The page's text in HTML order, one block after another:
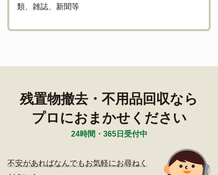
類、雑誌、新聞等
残置物撤去・不用品回収なら
プロにおまかせください
24時間・365日受付中
不安があればなんでもお気軽にお尋ねく